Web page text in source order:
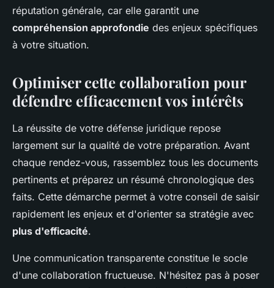
réputation générale, car elle garantit une
compréhension approfondie des enjeux spécifiques
à votre situation.
Optimiser cette collaboration pour
défendre efficacement vos intérêts
La réussite de votre défense juridique repose
largement sur la qualité de votre préparation. Avant
chaque rendez-vous, rassemblez tous les documents
pertinents et préparez un résumé chronologique des
faits. Cette démarche permet à votre conseil de saisir
rapidement les enjeux et d'orienter sa stratégie avec
plus d'efficacité.
Une communication transparente constitue le socle
d'une collaboration fructueuse. N'hésitez pas à poser